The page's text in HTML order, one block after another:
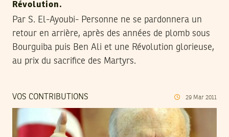
Révolution.
Par S. El-Ayoubi- Personne ne se pardonnera un
retour en arrière, après des années de plomb sous
Bourguiba puis Ben Ali et une Révolution glorieuse,
au prix du sacrifice des Martyrs.
VOS CONTRIBUTIONS 29 Mar 2011